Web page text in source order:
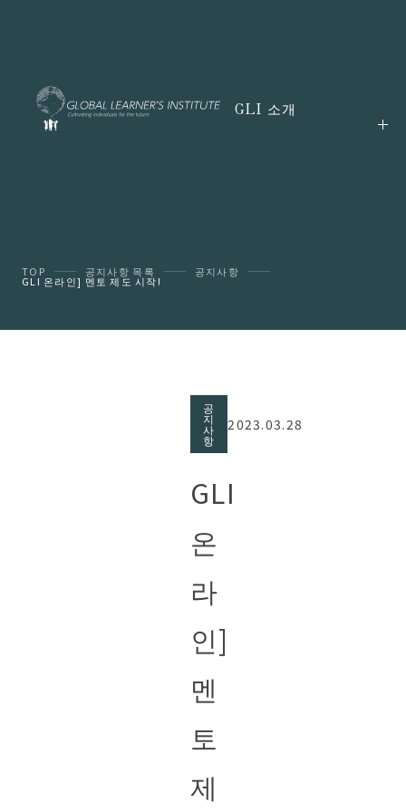
GLI 소개
TOP 공지사항 목록 공지사항
GLI 온라인] 멘토 제도 시작!
공
지
사
항
2023.03.28
GLI
온
라
인]
멘
토
제